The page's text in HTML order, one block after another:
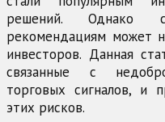
решений. Однако
рекомендациям может
инвесторов. Данная
связанные с
торговых сигналов, и
этих рисков.